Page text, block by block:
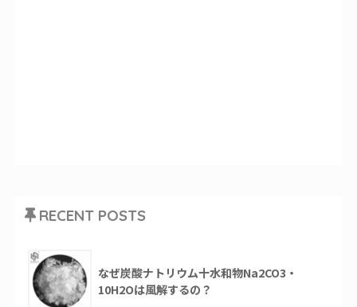
RECENT POSTS
なぜ炭酸ナトリウム十水和物Na2CO3・
10H2Oは風解するの？